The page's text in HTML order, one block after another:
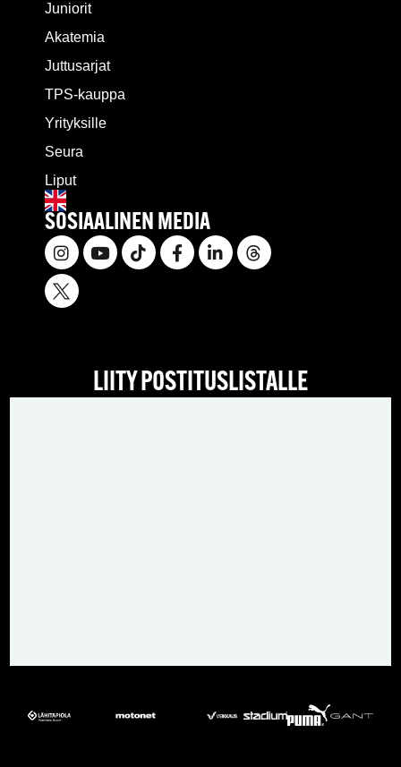
Juniorit
Akatemia
Juttusarjat
TPS-kauppa
Yrityksille
Seura
Liput
SOSIAALINEN MEDIA
LIITY POSTITUSLISTALLE